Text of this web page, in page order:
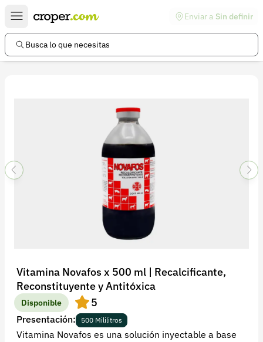
Enviar a Sin definir
Busca lo que necesitas
Vitamina Novafos x 500 ml | Recalcificante,
Reconstituyente y Antitóxica
Disponible 5
Presentación: 500 Mililitros
Vitamina Novafos es una solución inyectable a base
Enlaces de interés
Preguntas frecuentes
Política de privacidad
Recuperar contraseña
Contacto
Soporte
+57 323 2931928